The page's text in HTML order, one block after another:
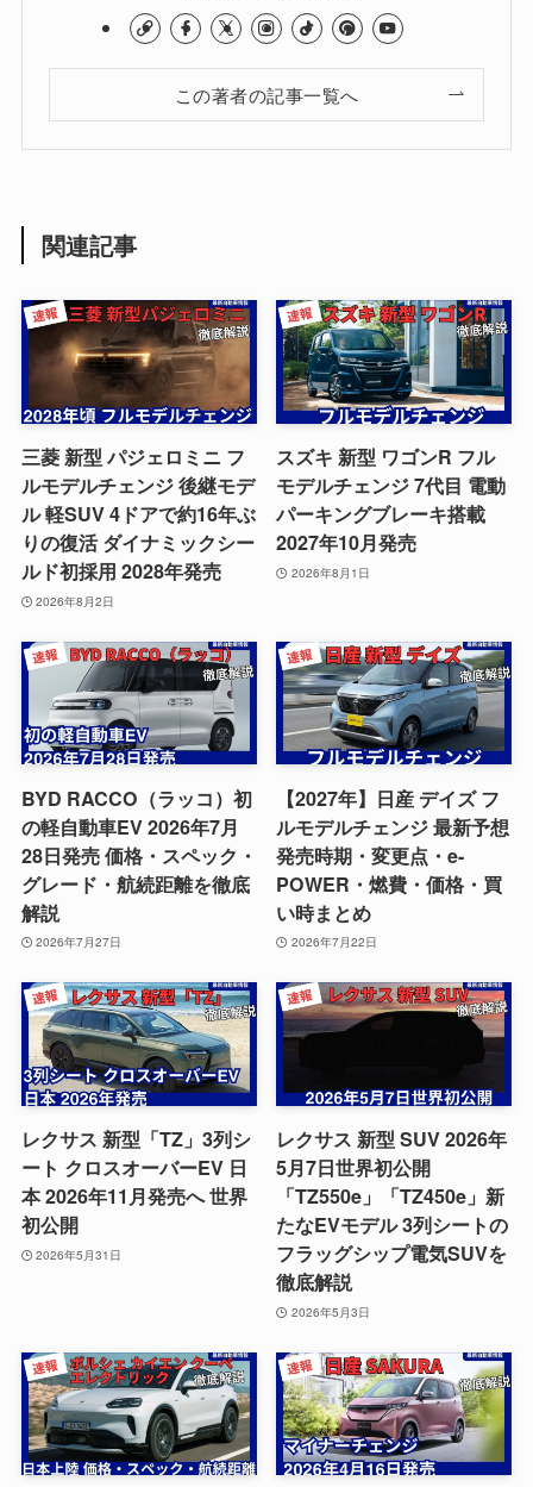
この著者の記事一覧へ
関連記事
三菱 新型 パジェロミニ フ
ルモデルチェンジ 後継モデ
ル 軽SUV 4ドアで約16年ぶ
りの復活 ダイナミックシー
ルド初採用 2028年発売
2026年8月2日
スズキ 新型 ワゴンR フル
モデルチェンジ 7代目 電動
パーキングブレーキ搭載
2027年10月発売
2026年8月1日
BYD RACCO（ラッコ）初
の軽自動車EV 2026年7月
28日発売 価格・スペック・
グレード・航続距離を徹底
解説
2026年7月27日
【2027年】日産 デイズ フ
ルモデルチェンジ 最新予想
発売時期・変更点・e-
POWER・燃費・価格・買
い時まとめ
2026年7月22日
レクサス 新型「TZ」3列シ
ート クロスオーバーEV 日
本 2026年11月発売へ 世界
初公開
2026年5月31日
レクサス 新型 SUV 2026年
5月7日世界初公開
「TZ550e」「TZ450e」新
たなEVモデル 3列シートの
フラッグシップ電気SUVを
徹底解説
2026年5月3日